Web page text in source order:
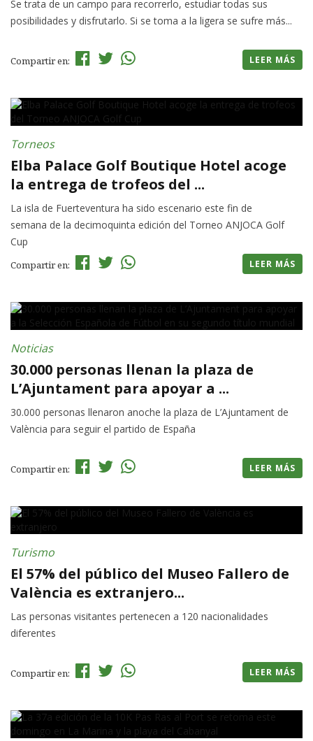
Se trata de un campo para recorrerlo, estudiar todas sus
posibilidades y disfrutarlo. Si se toma a la ligera se sufre más...
Compartir en: LEER MÁS
Torneos
Elba Palace Golf Boutique Hotel acoge
la entrega de trofeos del ...
La isla de Fuerteventura ha sido escenario este fin de
semana de la decimoquinta edición del Torneo ANJOCA Golf
Cup
Compartir en: LEER MÁS
Noticias
30.000 personas llenan la plaza de
L’Ajuntament para apoyar a ...
30.000 personas llenaron anoche la plaza de L’Ajuntament de
València para seguir el partido de España
Compartir en: LEER MÁS
Turismo
El 57% del público del Museo Fallero de
València es extranjero...
Las personas visitantes pertenecen a 120 nacionalidades
diferentes
Compartir en: LEER MÁS